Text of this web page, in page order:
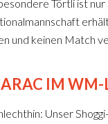
Törtli ist nur
und keinen Match
IM
Unser